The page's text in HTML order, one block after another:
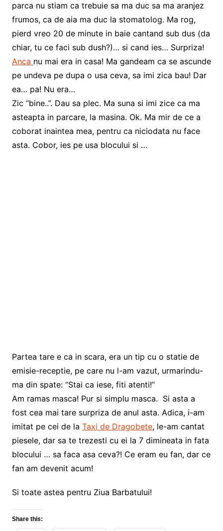
parca nu stiam ca trebuie sa ma duc sa ma aranjez
frumos, ca de aia ma duc la stomatolog. Ma rog,
pierd vreo 20 de minute in baie cantand sub dus (da
chiar, tu ce faci sub dush?)… si cand ies… Surpriza!
Anca nu mai era in casa! Ma gandeam ca se ascunde
pe undeva pe dupa o usa ceva, sa imi zica bau! Dar
ea… pa! Nu era…
Zic “bine..”. Dau sa plec. Ma suna si imi zice ca ma
asteapta in parcare, la masina. Ok. Ma mir de ce a
coborat inaintea mea, pentru ca niciodata nu face
asta. Cobor, ies pe usa blocului si …
Partea tare e ca in scara, era un tip cu o statie de
emisie-receptie, pe care nu l-am vazut, urmarindu-
ma din spate: “Stai ca iese, fiti atenti!”
Am ramas masca! Pur si simplu masca. Si asta a
fost cea mai tare surpriza de anul asta. Adica, i-am
imitat pe cei de la Taxi de Dragobete, le-am cantat
piesele, dar sa te trezesti cu ei la 7 dimineata in fata
blocului … sa faca asa ceva?! Ce eram eu fan, dar ce
fan am devenit acum!
Si toate astea pentru Ziua Barbatului!
Share this: